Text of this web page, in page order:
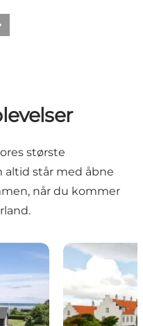
billede
største
altid står med åbne
når du kommer